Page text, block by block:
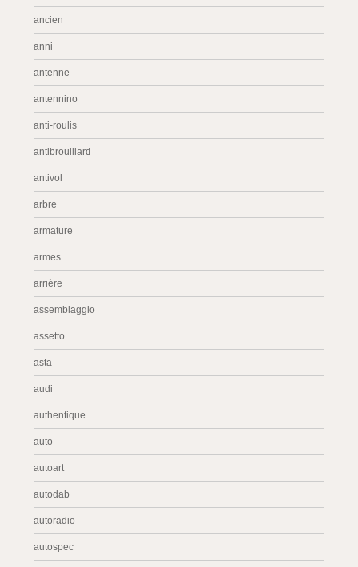
ancien
anni
antenne
antennino
anti-roulis
antibrouillard
antivol
arbre
armature
armes
arrière
assemblaggio
assetto
asta
audi
authentique
auto
autoart
autodab
autoradio
autospec